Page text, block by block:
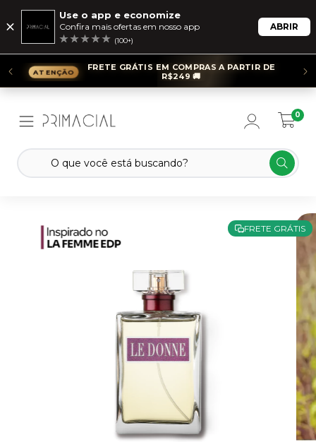
Use o app e economize
Confira mais ofertas em nosso app
(100+)
ABRIR
FRETE GRÁTIS EM COMPRAS A PARTIR DE
R$249 🚚
0
FRETE GRÁTIS